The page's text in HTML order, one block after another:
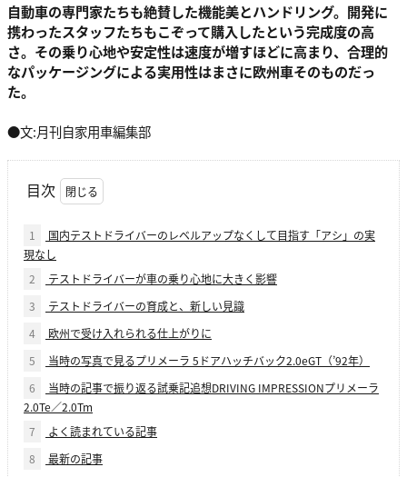
自動車の専門家たちも絶賛した機能美とハンドリング。開発に
携わったスタッフたちもこぞって購入したという完成度の高
さ。その乗り心地や安定性は速度が増すほどに高まり、合理的
なパッケージングによる実用性はまさに欧州車そのものだっ
た。
●文:月刊自家用車編集部
目次
1
国内テストドライバーのレベルアップなくして目指す「アシ」の実
現なし
2
テストドライバーが車の乗り心地に大きく影響
3
テストドライバーの育成と、新しい見識
4
欧州で受け入れられる仕上がりに
5
当時の写真で見るプリメーラ 5ドアハッチバック2.0eGT（’92年）
6
当時の記事で振り返る試乗記追想DRIVING IMPRESSIONプリメーラ
2.0Te／2.0Tm
7
よく読まれている記事
8
最新の記事